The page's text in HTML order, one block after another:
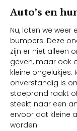
Auto’s en
Nu, laten we weer
bumpers. Deze
zijn er niet alleen
geven, maar ook
kleine
onverstandig is
stoeprand raakt
steekt naar een
ervoor dat kleine
worden.